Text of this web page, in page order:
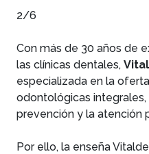
2/6
Con más de 30 años de
las clínicas dentales,
especializada en la
odontológicas
prevención y la atención
Por ello, la enseña